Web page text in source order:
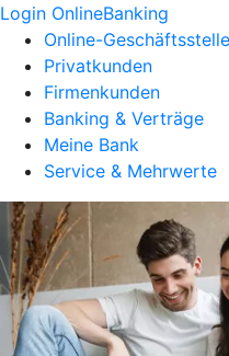
Login OnlineBanking
Online-Geschäftsstelle
Privatkunden
Firmenkunden
Banking & Verträge
Meine Bank
Service & Mehrwerte